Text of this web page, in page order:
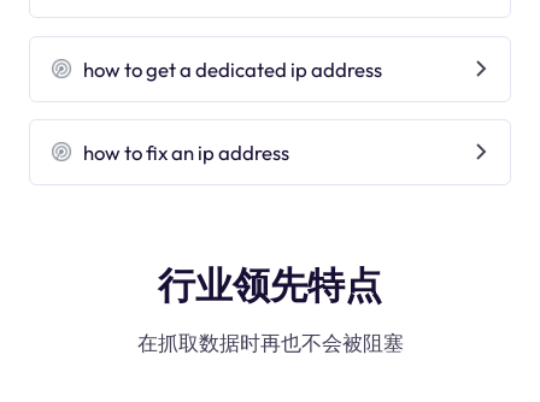
how to get a dedicated ip address
how to fix an ip address
行业领先特点
在抓取数据时再也不会被阻塞